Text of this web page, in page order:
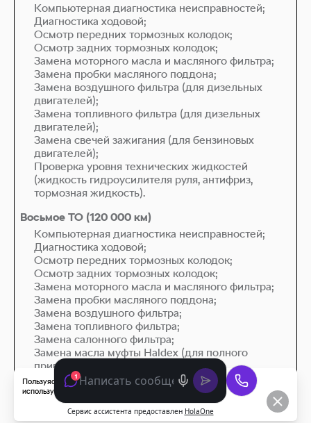
Компьютерная диагностика неисправностей;
Диагностика ходовой;
Осмотр передних тормозных колодок;
Осмотр задних тормозных колодок;
Замена моторного масла и масляного фильтра;
Замена пробки масляного поддона;
Замена воздушного фильтра (для дизельных
двигателей);
Замена топливного фильтра (для дизельных
двигателей);
Замена свечей зажигания (для бензиновых
двигателей);
Проверка уровня технических жидкостей
(жидкость гидроусилителя руля, антифриз,
тормозная жидкость).
Компьютерная диагностика неисправностей;
Диагностика ходовой;
Осмотр передних тормозных колодок;
Осмотр задних тормозных колодок;
Замена моторного масла и масляного фильтра;
Замена пробки масляного поддона;
Замена воздушного фильтра;
Замена топливного фильтра;
Замена салонного фильтра;
Замена масла муфты Haldex (для полного
привода);
Замена ремня/цепи ГРМ.
* Точный перечень работ может варьироваться в
Пользуясь данным сайтом, вы соглашаетесь с тем, что мы
используем